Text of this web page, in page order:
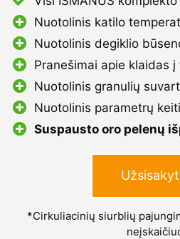
Nuotolinis katilo
Nuotolinis degiklio
Pranešimai apie klaidas į
Nuotolinis granulių
Nuotolinis parametrų
Suspausto oro pelenų
*Cirkuliacinių siurblių